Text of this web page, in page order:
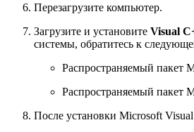
Перезагрузите компьютер.
Загрузите и установите Visual
системы, обратитесь к
Распространяемый пакет
Распространяемый пакет
После установки Microsoft